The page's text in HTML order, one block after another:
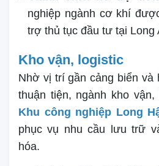
nghiệp ngành cơ khí
trợ thủ tục đầu tư tại Long
Kho vận, logistic
Nhờ vị trí gần cảng biển và
thuận tiện, ngành kho
Khu công nghiệp Long
phục vụ nhu cầu lưu trữ
hóa.